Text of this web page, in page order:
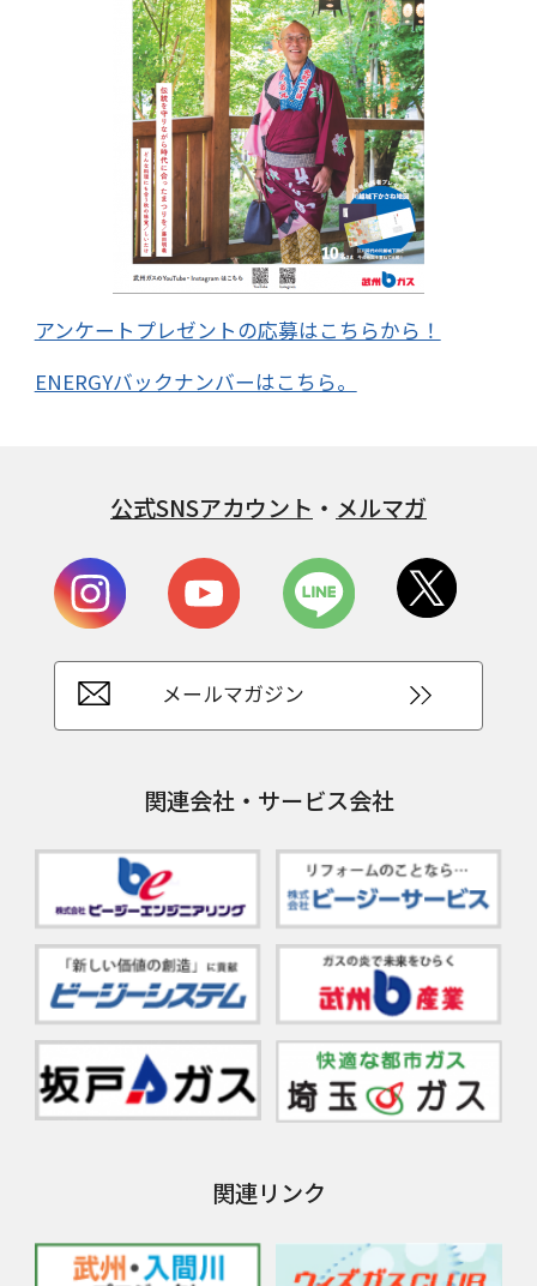
アンケートプレゼントの応募はこちらから！
ENERGYバックナンバーはこちら。
公式SNSアカウント ・ メルマガ
メールマガジン
関連会社・サービス会社
関連リンク